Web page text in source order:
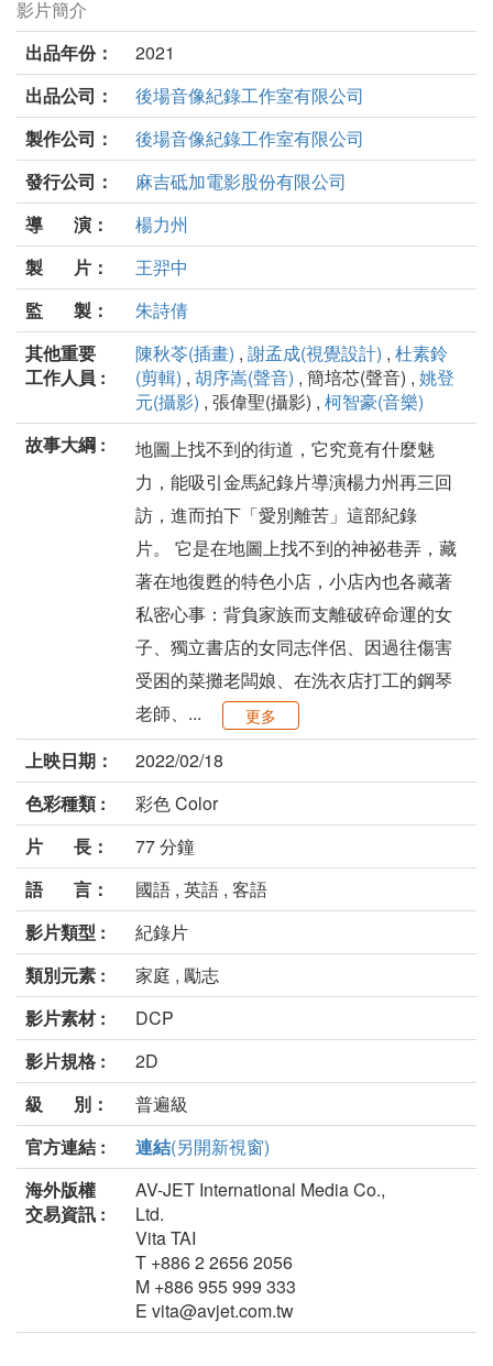
愛別離苦劇照
影片簡介
出品年份：
2021
出品公司：
後場音像紀錄工作室有限公司
製作公司：
後場音像紀錄工作室有限公司
發行公司：
麻吉砥加電影股份有限公司
導 演：
楊力州
製 片：
王羿中
監 製：
朱詩倩
其他重要
工作人員 :
陳秋苓(插畫) , 謝孟成(視覺設計) , 杜素鈴
(剪輯) , 胡序嵩(聲音) , 簡培芯(聲音) , 姚登
元(攝影) , 張偉聖(攝影) , 柯智豪(音樂)
故事大綱 :
地圖上找不到的街道，它究竟有什麼魅
力，能吸引金馬紀錄片導演楊力州再三回
訪，進而拍下「愛別離苦」這部紀錄
片。 它是在地圖上找不到的神祕巷弄，藏
著在地復甦的特色小店，小店內也各藏著
私密心事：背負家族而支離破碎命運的女
子、獨立書店的女同志伴侶、因過往傷害
受困的菜攤老闆娘、在洗衣店打工的鋼琴
老師、...
更多
上映日期：
2022/02/18
色彩種類 :
彩色 Color
片 長：
77 分鐘
語 言：
國語 , 英語 , 客語
影片類型 :
紀錄片
類別元素 :
家庭 , 勵志
影片素材 :
DCP
影片規格 :
2D
級 別：
普遍級
官方連結 :
連結(另開新視窗)
海外版權
交易資訊 :
AV-JET International Media Co.,
Ltd.
Vita TAI
T +886 2 2656 2056
M +886 955 999 333
E vita@avjet.com.tw